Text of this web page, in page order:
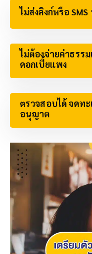
ไม่ส่งลิงก์หรือ
ไม่ต้องจ่ายค่าธรร
ดอกเบี้ยแพง​
ตรวจสอบได้ จดท
อนุญาต​